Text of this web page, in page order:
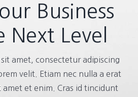
Business
Next Level
sit amet, consectetur adipiscing
velit. Etiam nec nulla a erat
amet et enim. Cras id tincidunt